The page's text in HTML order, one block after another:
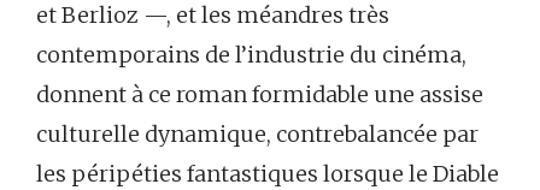
et Berlioz —, et les méandres très
contemporains de l’industrie du cinéma,
donnent à ce roman formidable une assise
culturelle dynamique, contrebalancée par
les péripéties fantastiques lorsque le Diable